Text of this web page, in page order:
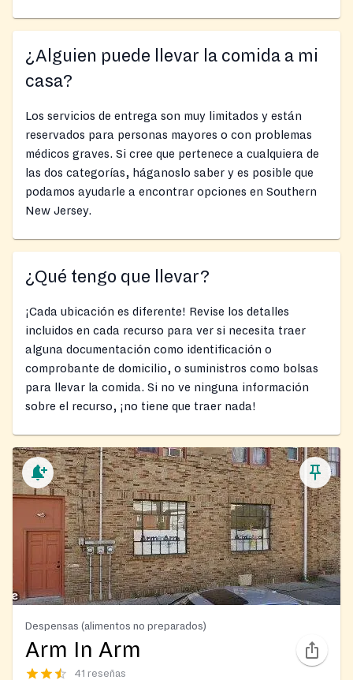
¿Alguien puede llevar la comida a mi
casa?
Los servicios de entrega son muy limitados y están
reservados para personas mayores o con problemas
médicos graves. Si cree que pertenece a cualquiera de
las dos categorías, háganoslo saber y es posible que
podamos ayudarle a encontrar opciones en Southern
New Jersey.
¿Qué tengo que llevar?
¡Cada ubicación es diferente! Revise los detalles
incluidos en cada recurso para ver si necesita traer
alguna documentación como identificación o
comprobante de domicilio, o suministros como bolsas
para llevar la comida. Si no ve ninguna información
sobre el recurso, ¡no tiene que traer nada!
Despensas (alimentos no preparados)
Arm In Arm
41 reseñas